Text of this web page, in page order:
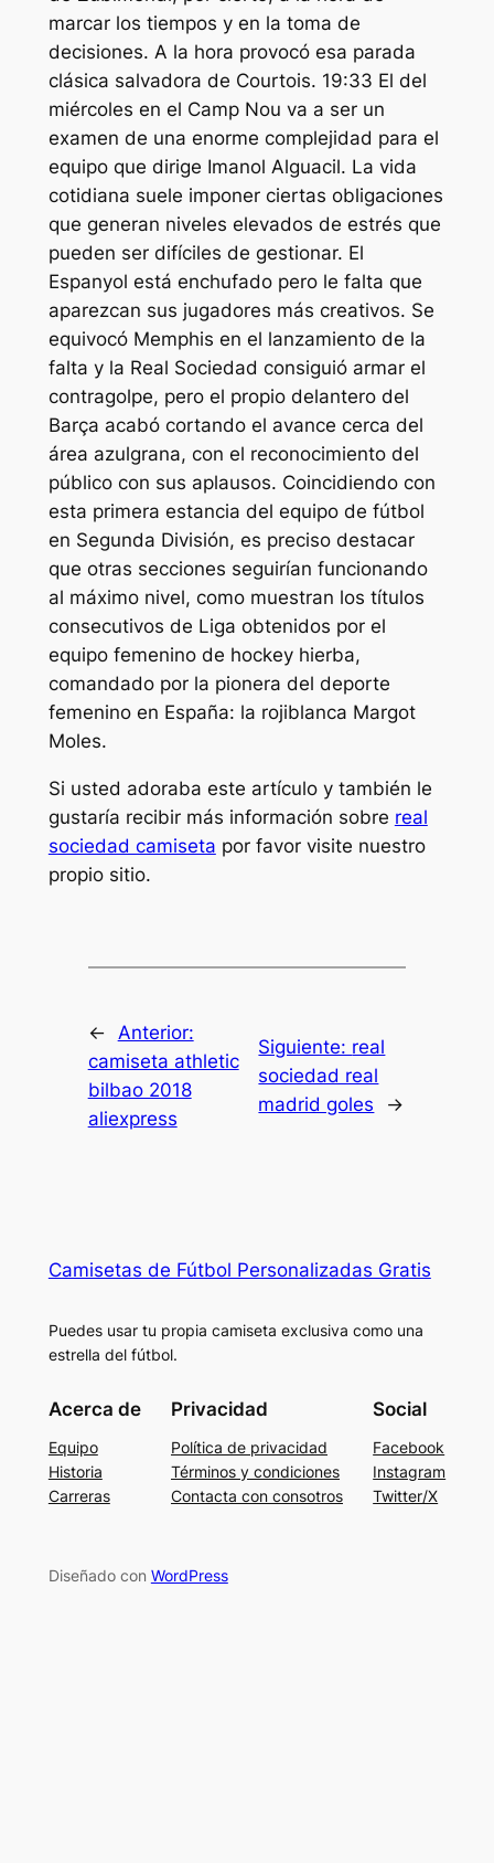
marcar los tiempos y en la toma de
decisiones. A la hora provocó esa parada
clásica salvadora de Courtois. 19:33 El del
miércoles en el Camp Nou va a ser un
examen de una enorme complejidad para el
equipo que dirige Imanol Alguacil. La vida
cotidiana suele imponer ciertas obligaciones
que generan niveles elevados de estrés que
pueden ser difíciles de gestionar. El
Espanyol está enchufado pero le falta que
aparezcan sus jugadores más creativos. Se
equivocó Memphis en el lanzamiento de la
falta y la Real Sociedad consiguió armar el
contragolpe, pero el propio delantero del
Barça acabó cortando el avance cerca del
área azulgrana, con el reconocimiento del
público con sus aplausos. Coincidiendo con
esta primera estancia del equipo de fútbol
en Segunda División, es preciso destacar
que otras secciones seguirían funcionando
al máximo nivel, como muestran los títulos
consecutivos de Liga obtenidos por el
equipo femenino de hockey hierba,
comandado por la pionera del deporte
femenino en España: la rojiblanca Margot
Moles.
Si usted adoraba este artículo y también le
gustaría recibir más información sobre real
sociedad camiseta por favor visite nuestro
propio sitio.
←
Anterior:
camiseta athletic
bilbao 2018
aliexpress
Siguiente: real
sociedad real
madrid goles
→
Camisetas de Fútbol Personalizadas Gratis
Puedes usar tu propia camiseta exclusiva como una
estrella del fútbol.
Acerca de
Equipo
Historia
Carreras
Privacidad
Política de privacidad
Términos y condiciones
Contacta con consotros
Social
Facebook
Instagram
Twitter/X
Diseñado con WordPress